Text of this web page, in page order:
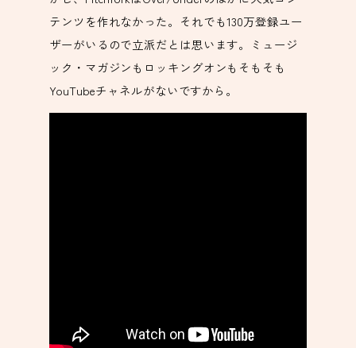
テンツを作れなかった。それでも130万登録ユー
ザーがいるので立派だとは思います。ミュージ
ック・マガジンもロッキングオンもそもそも
YouTubeチャネルがないですから。